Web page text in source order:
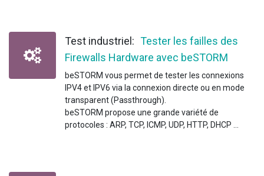
Test industriel: Tester les failles des
Firewalls Hardware avec beSTORM
beSTORM vous permet de tester les connexions
IPV4 et IPV6 via la connexion directe ou en mode
transparent (Passthrough).
beSTORM propose une grande variété de
protocoles : ARP, TCP, ICMP, UDP, HTTP, DHCP ...